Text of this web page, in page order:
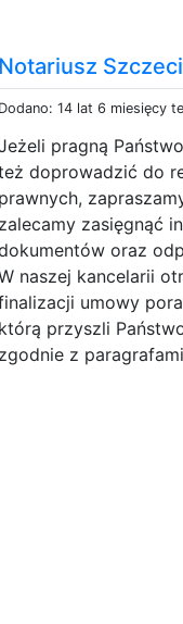
Notariusz
Dodano: 14 lat 6 miesięcy
pragną
doprowadzić do
prawnych,
zalecamy zasięgnąć
oraz
naszej kancelarii
umowy
którą przyszli
zgodnie z